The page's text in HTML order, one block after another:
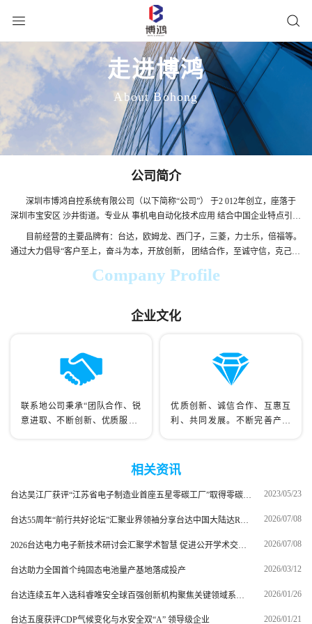
走进博鸿
About Bohong
公司简介
深圳市博鸿自控系统有限公司（以下简称“公司”） 于2 012年创立，座落于
深圳市宝安区 沙井街道。专业从 事机电自动化技术应用 结合中国企业特点引进
国外先进的机电自 动化技术和产品，经不断整合，降低系统成本的前提下，为
许多企业提供从开发、生产、安装 调试到技术培训的全系列优质服务。
目前经营的主要品牌有：台达，欧姆龙、西门子，三菱，力士乐，倍福等。
通过大力倡导“客户至上，奋斗为本，开放创新， 团结合作，至诚守信，克己自
新、诚信合作、互惠互利、共同发展 。不断完善产品链，不断提高服务质量，
Company Profile
企业文化
联系地公司秉承“团队合作、锐
意进取、不断创新、优质服务”
业界得到 了充分的认可，市场份
优质创新、诚信合作、互惠互
利、共同发展。不断完善产品
控持续发展的 永恒目标。
相关资讯
台达吴江厂获评“江苏省电子制造业首座五星零碳工厂”取得零碳工厂与碳中和达成双认证 2023/05/23
台达55周年“前行共好论坛”汇聚业界领袖分享台达中国大陆达RE100经验推出可持续发展咨询服务 2026/07/08
2026/07/08
台达助力全国首个纯固态电池量产基地落成投产 2026/03/12
2026/01/26
台达五度获评CDP气候变化与水安全双“A” 领导级企业 2026/01/21